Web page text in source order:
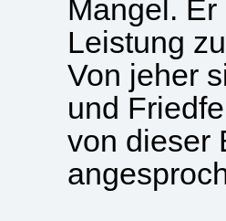
Mangel.
Leistung
Von jeher
und
von dieser